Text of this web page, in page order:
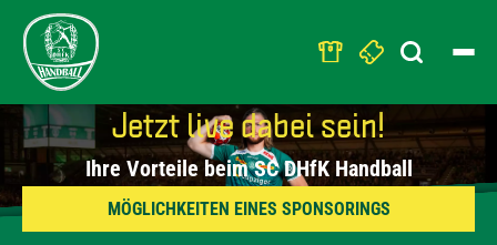
Search
for:
Jetzt live dabei sein!
Ihre Vorteile beim SC DHfK Handball
MÖGLICHKEITEN EINES SPONSORINGS